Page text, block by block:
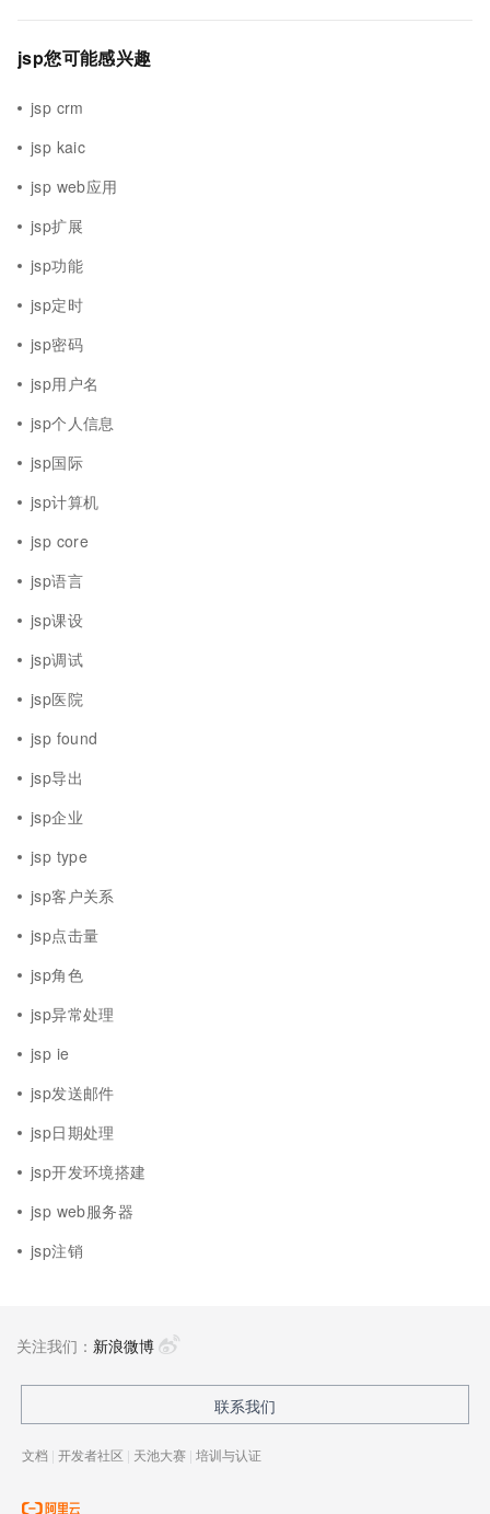
jsp您可能感兴趣
jsp crm
jsp kaic
jsp web应用
jsp扩展
jsp功能
jsp定时
jsp密码
jsp用户名
jsp个人信息
jsp国际
jsp计算机
jsp core
jsp语言
jsp课设
jsp调试
jsp医院
jsp found
jsp导出
jsp企业
jsp type
jsp客户关系
jsp点击量
jsp角色
jsp异常处理
jsp ie
jsp发送邮件
jsp日期处理
jsp开发环境搭建
jsp web服务器
jsp注销
关注我们： 新浪微博
联系我们
文档 | 开发者社区 | 天池大赛 | 培训与认证